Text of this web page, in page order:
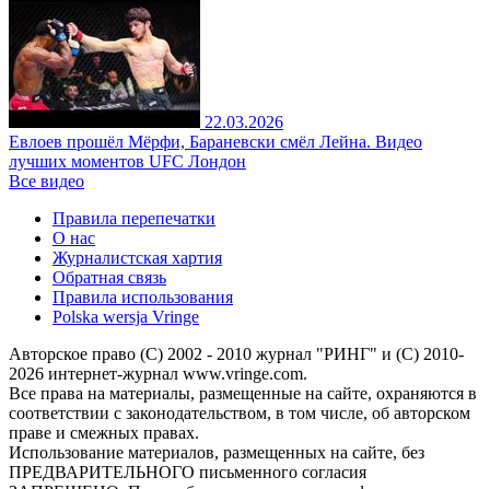
22.03.2026
Евлоев прошёл Мёрфи, Бараневски смёл Лейна. Видео
лучших моментов UFC Лондон
Все видео
Правила перепечатки
О нас
Журналистская хартия
Обратная связь
Правила использования
Polska wersja Vringe
Авторское право (С) 2002 - 2010 журнал "РИНГ" и (С) 2010-
2026 интернет-журнал www.vringe.com.
Все права на материалы, размещенные на сайте, охраняются в
соответствии с законодательством, в том числе, об авторском
праве и смежных правах.
Использование материалов, размещенных на сайте, без
ПРЕДВАРИТЕЛЬНОГО письменного согласия